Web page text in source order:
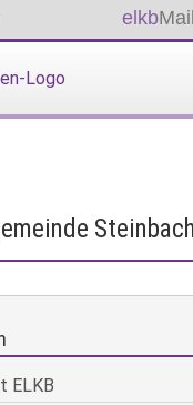
elkbMail
ELKB